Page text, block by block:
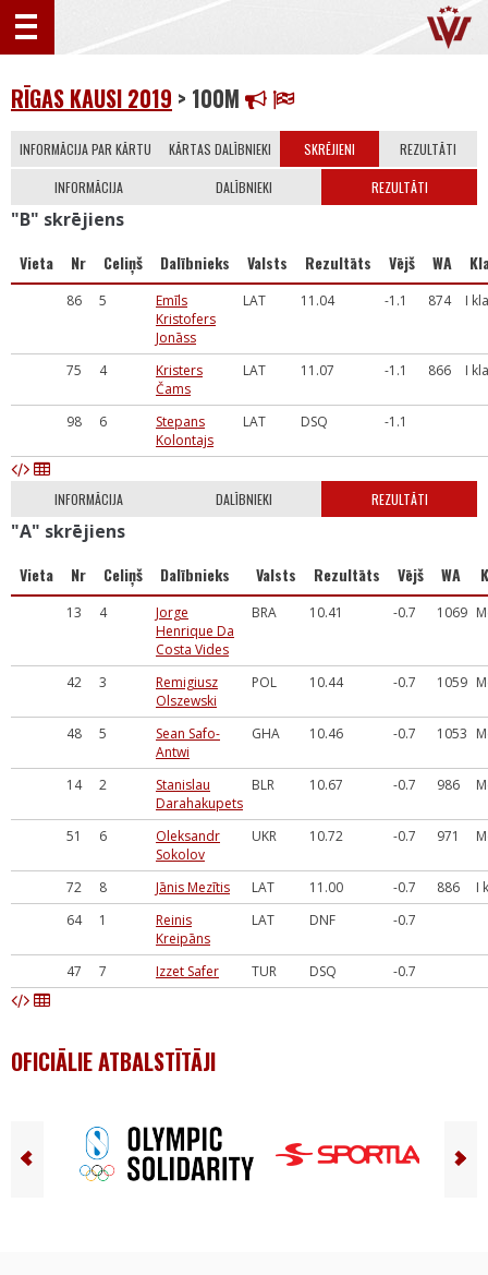
RĪGAS KAUSI 2019 > 100M
INFORMĀCIJA PAR KĀRTU KĀRTAS DALĪBNIEKI SKRĒJIENI REZULTĀTI
INFORMĀCIJA DALĪBNIEKI REZULTĀTI
"B" skrējiens
Vieta Nr Celiņš Dalībnieks Valsts Rezultāts Vējš WA
86 5
Emīls
Kristofers
Jonāss
LAT 11.04 -1.1 874 I
75 4
Kristers
Čams
LAT 11.07 -1.1 866 I
98 6
Stepans
Kolontajs
LAT DSQ -1.1
INFORMĀCIJA DALĪBNIEKI REZULTĀTI
"A" skrējiens
Vieta Nr Celiņš Dalībnieks Valsts Rezultāts Vējš WA
13 4
Jorge
Henrique Da
Costa Vides
BRA 10.41 -0.7 1069
42 3
Remigiusz
Olszewski
POL 10.44 -0.7 1059
48 5
Sean Safo-
Antwi
GHA 10.46 -0.7 1053
14 2
Stanislau
Darahakupets
BLR 10.67 -0.7 986
51 6
Oleksandr
Sokolov
UKR 10.72 -0.7 971
72 8 Jānis Mezītis LAT 11.00 -0.7 886
I
64
1
Reinis
Kreipāns
LAT DNF -0.7
47 7 Izzet Safer TUR DSQ -0.7
OFICIĀLIE ATBALSTĪTĀJI